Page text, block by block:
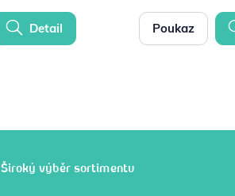
Detail Poukaz
Široký výběr sortimentu